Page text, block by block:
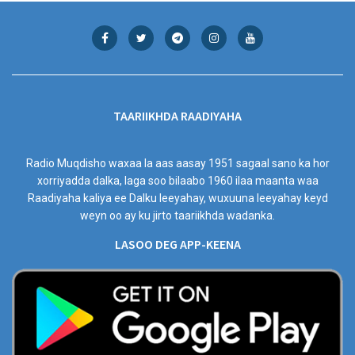
TAARIIKHDA RAADIYAHA
Radio Muqdisho waxaa la aas aasay 1951 sagaal sano ka hor
xorriyadda dalka, laga soo bilaabo 1960 ilaa maanta waa
Raadiyaha kaliya ee Dalku leeyahay, wuxuuna leeyahay keyd
weyn oo ay ku jirto taariikhda wadanka.
LASOO DEG APP-KEENA